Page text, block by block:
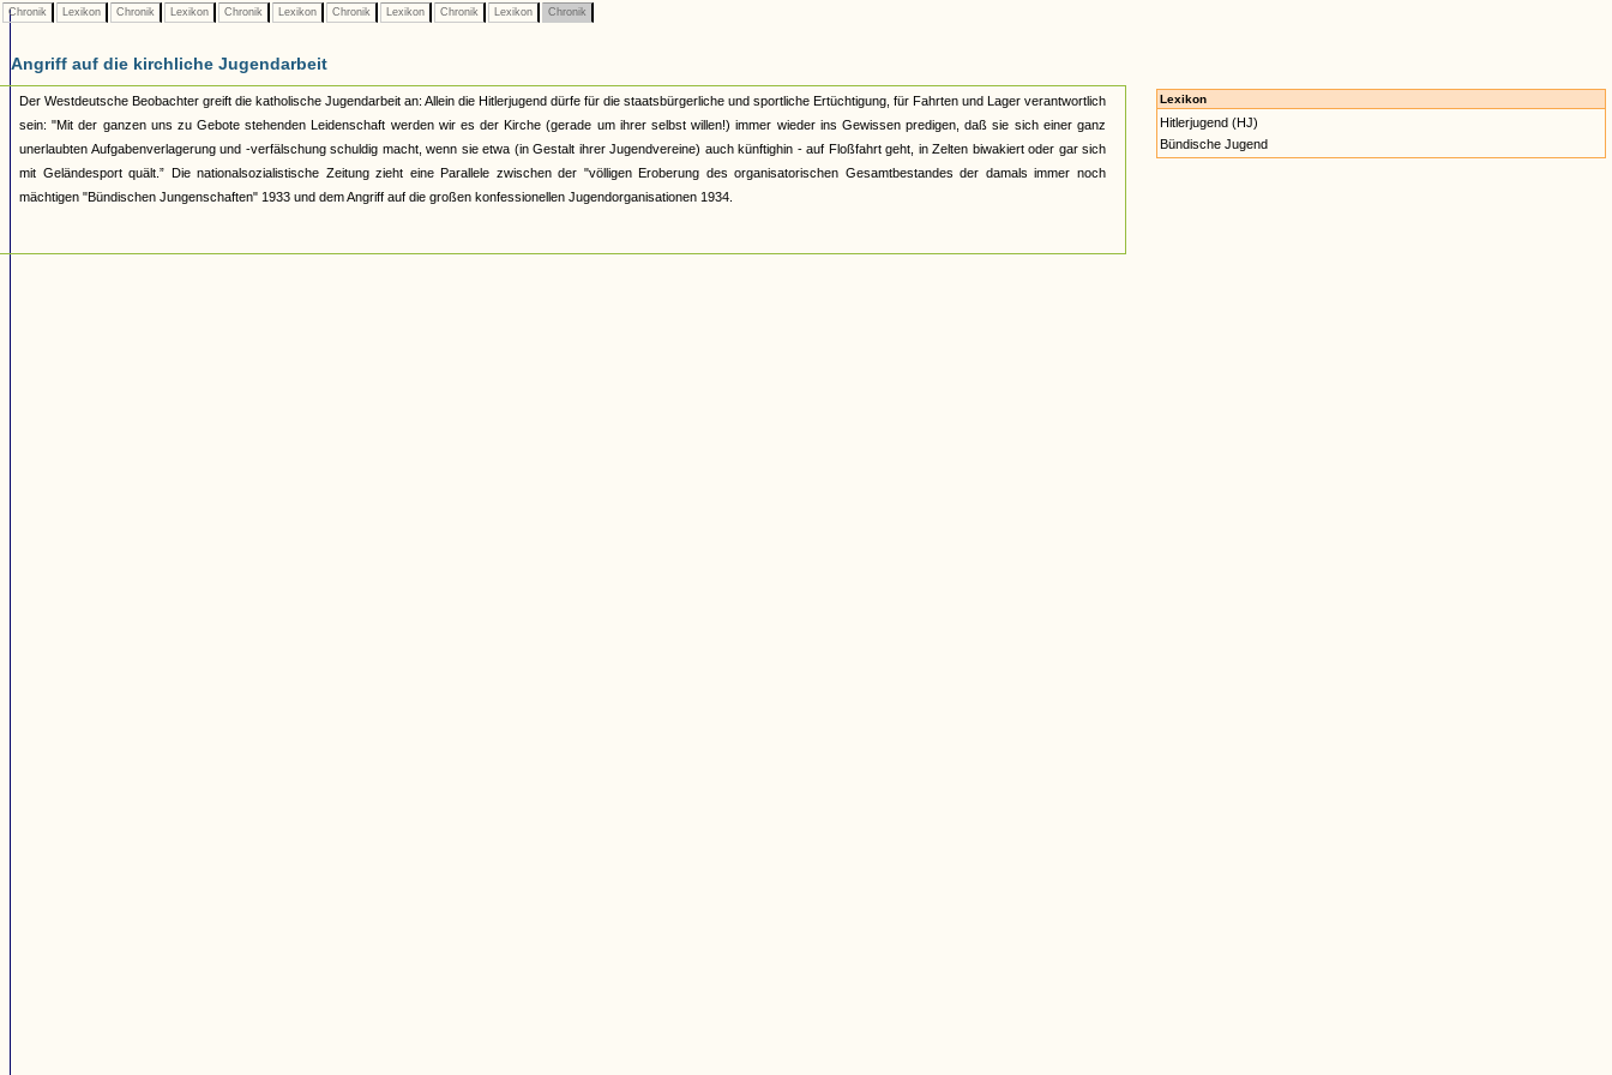
Chronik Lexikon Chronik Lexikon Chronik Lexikon Chronik Lexikon Chronik Lexikon Chronik
Angriff auf die kirchliche Jugendarbeit
Der Westdeutsche Beobachter greift die katholische Jugendarbeit an: Allein die Hitlerjugend dürfe für die staatsbürgerliche und sportliche Ertüchtigung, für Fahrten und Lager verantwortlich
sein: "Mit der ganzen uns zu Gebote stehenden Leidenschaft werden wir es der Kirche (gerade um ihrer selbst willen!) immer wieder ins Gewissen predigen, daß sie sich einer ganz
unerlaubten Aufgabenverlagerung und -verfälschung schuldig macht, wenn sie etwa (in Gestalt ihrer Jugendvereine) auch künftighin - auf Floßfahrt geht, in Zelten biwakiert oder gar sich
mit Geländesport quält.” Die nationalsozialistische Zeitung zieht eine Parallele zwischen der "völligen Eroberung des organisatorischen Gesamtbestandes der damals immer noch
mächtigen "Bündischen Jungenschaften" 1933 und dem Angriff auf die großen konfessionellen Jugendorganisationen 1934.
Lexikon
Hitlerjugend (HJ)
Bündische Jugend